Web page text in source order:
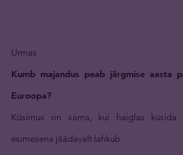
Urmas
Kumb majandus peab järgmise aasta
Euroopa?
Küsimus on sama, kui haiglas küsida
esimesena jäädavalt lahkub.